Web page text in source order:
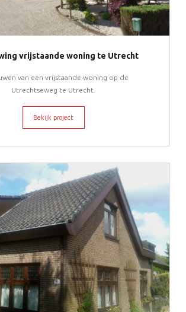
vrijstaande woning te Utrecht
van een vrijstaande woning op de
Utrechtseweg te Utrecht.
Bekijk project